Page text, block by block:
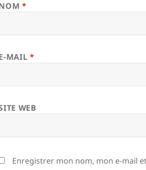
*
MAIL *
WEB
Enregistrer mon nom, mon e-mail